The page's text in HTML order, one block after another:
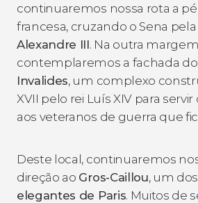
continuaremos nossa rota a
francesa, cruzando o Sena pela
Alexandre III. Na outra
contemplaremos a fachada do
Invalides, um complexo
XVII pelo rei Luís XIV para
aos veteranos de guerra que
Deste local, continuaremos
direção ao Gros-Caillou, um dos
elegantes de Paris. Muitos de